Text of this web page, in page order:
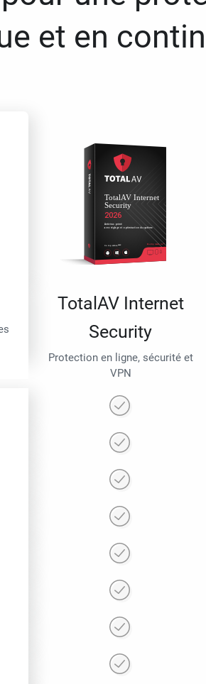
et en
TotalAV Internet
Security
Protection en ligne, sécurité et
VPN